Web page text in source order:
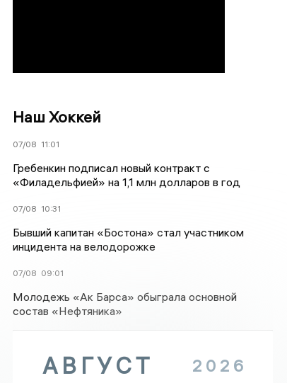
Наш Хоккей
07/08 11:01
Гребенкин подписал новый контракт с
«Филадельфией» на 1,1 млн долларов в год
07/08 10:31
Бывший капитан «Бостона» стал участником
инцидента на велодорожке
07/08 09:01
Молодежь «Ак Барса» обыграла основной
состав «Нефтяника»
АВГУСТ 2026